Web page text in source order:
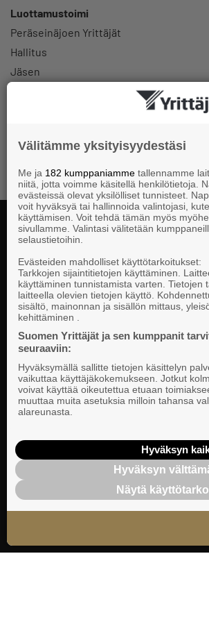
Luottamustoimi
Peräseinäjoen Yrittäjät
Hallitus
Jäsen
Valtakunnallista, alueellista ja paikallista
vaikuttamista pk-yrittäjien puolesta.
Välitämme yksityisyydestäsi
Me ja 182 kumppaniamme tallennamme
niitä, jotta voimme käsitellä henkilötietoja.
evästeissä olevat yksilölliset tunnisteet.
voit hyväksyä tai hallinnoida valintojasi,
käyttämisen. Voit tehdä tämän myös
sivullamme. Valintasi välitetään
selaustietoihin.
Evästeiden mahdolliset käyttötarkoitukset:
Tarkkojen sijaintitietojen käyttäminen.
käyttäminen tunnistamista varten. Tietojen
laitteella olevien tietojen käyttö.
sisältö, mainonnan ja sisällön mittaus,
kehittäminen .
Suomen Yrittäjät ja sen kumppanit
seuraaviin:
Hyväksymällä sallitte tietojen käsittelyn
vaikuttaa käyttäjäkokemukseen. Jotkut
voivat käyttää oikeutettua etuaan
muuttaa muita asetuksia milloin tahansa
alareunasta.
Hyväksyn
Hyväksyn
Näytä